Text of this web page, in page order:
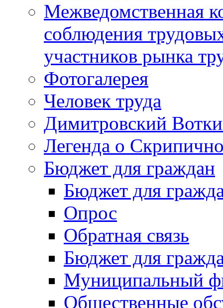
Межведомственная
соблюдения
участников рынка
Фотогалерея
Человек труда
Димитровский
Легенда о
Бюджет для граждан
Бюджет для
Опрос
Обратная связь
Бюджет для
Муниципальный
Общественные